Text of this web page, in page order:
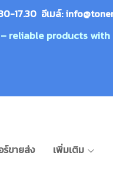
17.30 อีเมล์:
reliable products
ขายส่ง เพิ่มเติม